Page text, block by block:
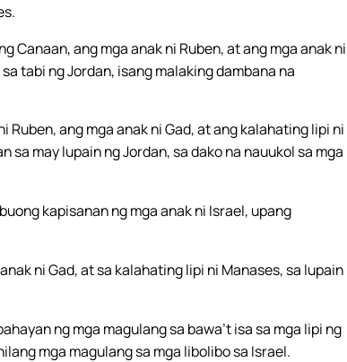
Canaan, ang mga anak ni Ruben, at ang mga anak ni
tabi ng Jordan, isang malaking dambana na
ang mga anak ni Gad, at ang kalahating lipi ni
sa may lupain ng Jordan, sa dako na nauukol sa mga
kapisanan ng mga anak ni Israel, upang
ni Gad, at sa kalahating lipi ni Manases, sa lupain
ng mga magulang sa bawa’t isa sa mga lipi ng
mga magulang sa mga libolibo sa Israel.